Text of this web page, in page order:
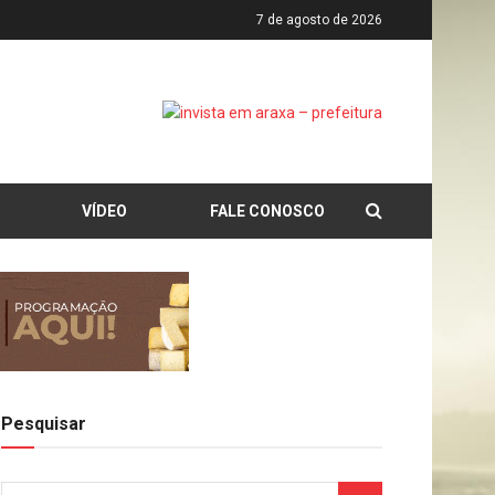
7 de agosto de 2026
VÍDEO FALE CONOSCO
Pesquisar